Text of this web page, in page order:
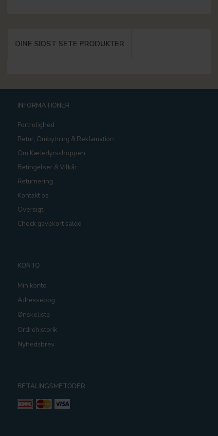
DINE SIDST SETE PRODUKTER
INFORMATIONER
Fortrolighed
Retur, Ombytning & Reklamation
Om Kæledyrsshoppen
Betingelser & Vilkår
Returnering
Kontakt os
Oversigt
Check gavekort saldo
KONTO
Min konto
Adressebog
Ønskeliste
Ordrehistorik
Nyhedsbrev
BETALINGSMETODER